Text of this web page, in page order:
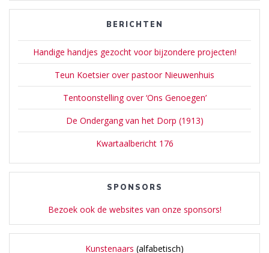
BERICHTEN
Handige handjes gezocht voor bijzondere projecten!
Teun Koetsier over pastoor Nieuwenhuis
Tentoonstelling over ‘Ons Genoegen’
De Ondergang van het Dorp (1913)
Kwartaalbericht 176
SPONSORS
Bezoek ook de websites van onze sponsors!
Kunstenaars (alfabetisch)